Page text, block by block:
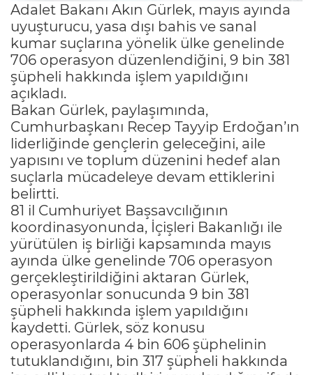
Adalet Bakanı Akın Gürlek, mayıs ayında
uyuşturucu, yasa dışı bahis ve sanal
kumar suçlarına yönelik ülke genelinde
706 operasyon düzenlendiğini, 9 bin 381
şüpheli hakkında işlem yapıldığını
açıkladı.
Bakan Gürlek, paylaşımında,
Cumhurbaşkanı Recep Tayyip Erdoğan’ın
liderliğinde gençlerin geleceğini, aile
yapısını ve toplum düzenini hedef alan
suçlarla mücadeleye devam ettiklerini
belirtti.
81 il Cumhuriyet Başsavcılığının
koordinasyonunda, İçişleri Bakanlığı ile
yürütülen iş birliği kapsamında mayıs
ayında ülke genelinde 706 operasyon
gerçekleştirildiğini aktaran Gürlek,
operasyonlar sonucunda 9 bin 381
şüpheli hakkında işlem yapıldığını
kaydetti. Gürlek, söz konusu
operasyonlarda 4 bin 606 şüphelinin
tutuklandığını, bin 317 şüpheli hakkında